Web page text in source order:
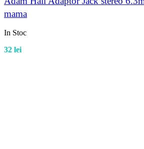
mama
In Stoc
32 lei